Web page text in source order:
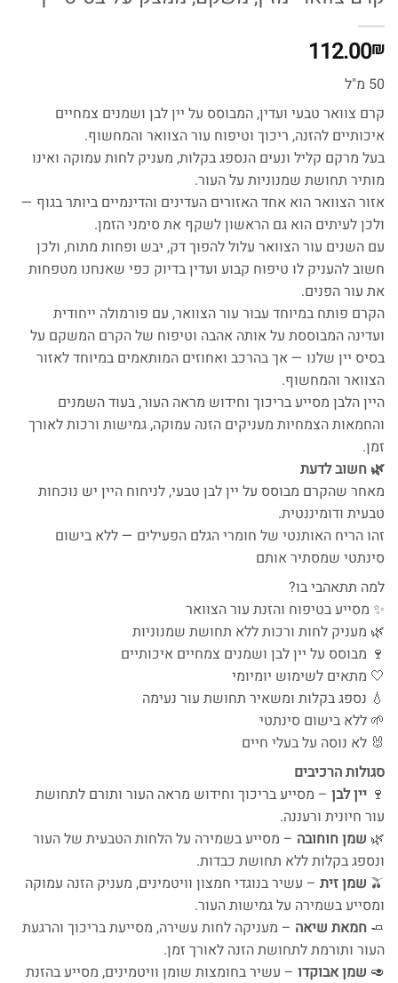
112.00₪
50 מ"ל
קרם צוואר טבעי ועדין, המבוסס על יין לבן ושמנים צמחיים
איכותיים להזנה, ריכוך וטיפוח עור הצוואר והמחשוף.
בעל מרקם קליל ונעים הנספג בקלות, מעניק לחות עמוקה ואינו
מותיר תחושת שמנוניות על העור.
אזור הצוואר הוא אחד האזורים העדינים והדינמיים ביותר בגוף —
ולכן לעיתים הוא גם הראשון לשקף את סימני הזמן.
עם השנים עור הצוואר עלול להפוך דק, יבש ופחות מתוח, ולכן
חשוב להעניק לו טיפוח קבוע ועדין בדיוק כפי שאנחנו מטפחות
את עור הפנים.
הקרם פותח במיוחד עבור עור הצוואר, עם פורמולה ייחודית
ועדינה המבוססת על אותה אהבה וטיפוח של הקרם המשקם על
בסיס יין שלנו — אך בהרכב ואחוזים המותאמים במיוחד לאזור
הצוואר והמחשוף.
היין הלבן מסייע בריכוך וחידוש מראה העור, בעוד השמנים
והחמאות הצמחיות מעניקים הזנה עמוקה, גמישות ורכות לאורך
זמן.
🌿 חשוב לדעת
מאחר שהקרם מבוסס על יין לבן טבעי, לניחוח היין יש נוכחות
טבעית ודומיננטית.
זהו הריח האותנטי של חומרי הגלם הפעילים — ללא בישום
סינתטי שמסתיר אותם
למה תתאהבי בו?
✨ מסייע בטיפוח והזנת עור הצוואר
🌿 מעניק לחות ורכות ללא תחושת שמנוניות
🍷 מבוסס על יין לבן ושמנים צמחיים איכותיים
🤍 מתאים לשימוש יומיומי
💧 נספג בקלות ומשאיר תחושת עור נעימה
🌱 ללא בישום סינתטי
🐰 לא נוסה על בעלי חיים
סגולות הרכיבים
🍷 יין לבן – מסייע בריכוך וחידוש מראה העור ותורם לתחושת
עור חיונית ורעננה.
🌿 שמן חוחובה – מסייע בשמירה על הלחות הטבעית של העור
ונספג בקלות ללא תחושת כבדות.
🫒 שמן זית – עשיר בנוגדי חמצון וויטמינים, מעניק הזנה עמוקה
ומסייע בשמירה על גמישות העור.
🧈 חמאת שיאה – מעניקה לחות עשירה, מסייעת בריכוך והרגעת
העור ותורמת לתחושת הזנה לאורך זמן.
🥑 שמן אבוקדו – עשיר בחומצות שומן וויטמינים, מסייע בהזנת